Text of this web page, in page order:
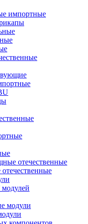
импортные
отечественные
модули